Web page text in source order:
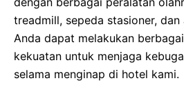
treadmill, sepeda stasioner,
Anda dapat melakukan
kekuatan untuk menjaga
selama menginap di hotel kami.